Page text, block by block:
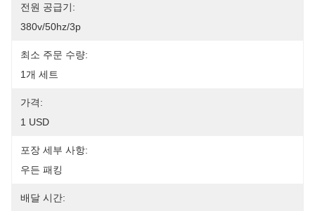
전원 공급기:
380v/50hz/3p
최소 주문 수량:
1개 세트
가격:
1 USD
포장 세부 사항:
우든 패킹
배달 시간: